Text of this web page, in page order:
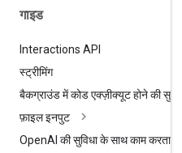
गाइड
Interactions API
स्ट्रीमिंग
बैकग्राउंड में कोड एक्ज़ीक्यूट होने की सुविधा
फ़ाइल इनपुट
OpenAI की सुविधा के साथ काम करता है